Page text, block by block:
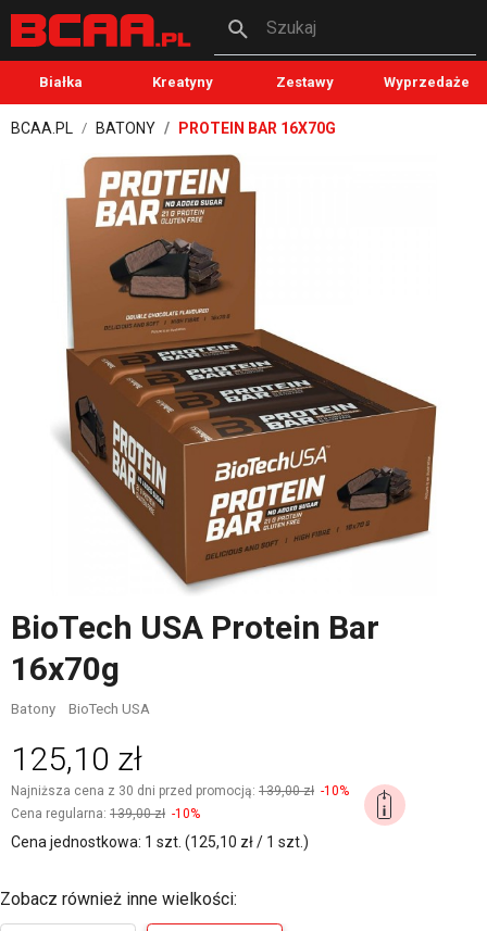
Szukaj
Białka Kreatyny Zestawy Wyprzedaże
BCAA.PL BATONY PROTEIN BAR 16X70G
BioTech USA Protein Bar
16x70g
Batony BioTech USA
125,10 zł
Najniższa cena z 30 dni przed promocją: 139,00 zł -10%
Cena regularna: 139,00 zł -10%
Cena jednostkowa: 1 szt. (125,10 zł / 1 szt.)
Zobacz również inne wielkości: